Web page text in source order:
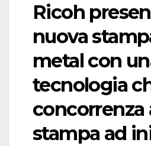
Ricoh
nuova
metal con
tecnologia
concorrenza
stampa ad